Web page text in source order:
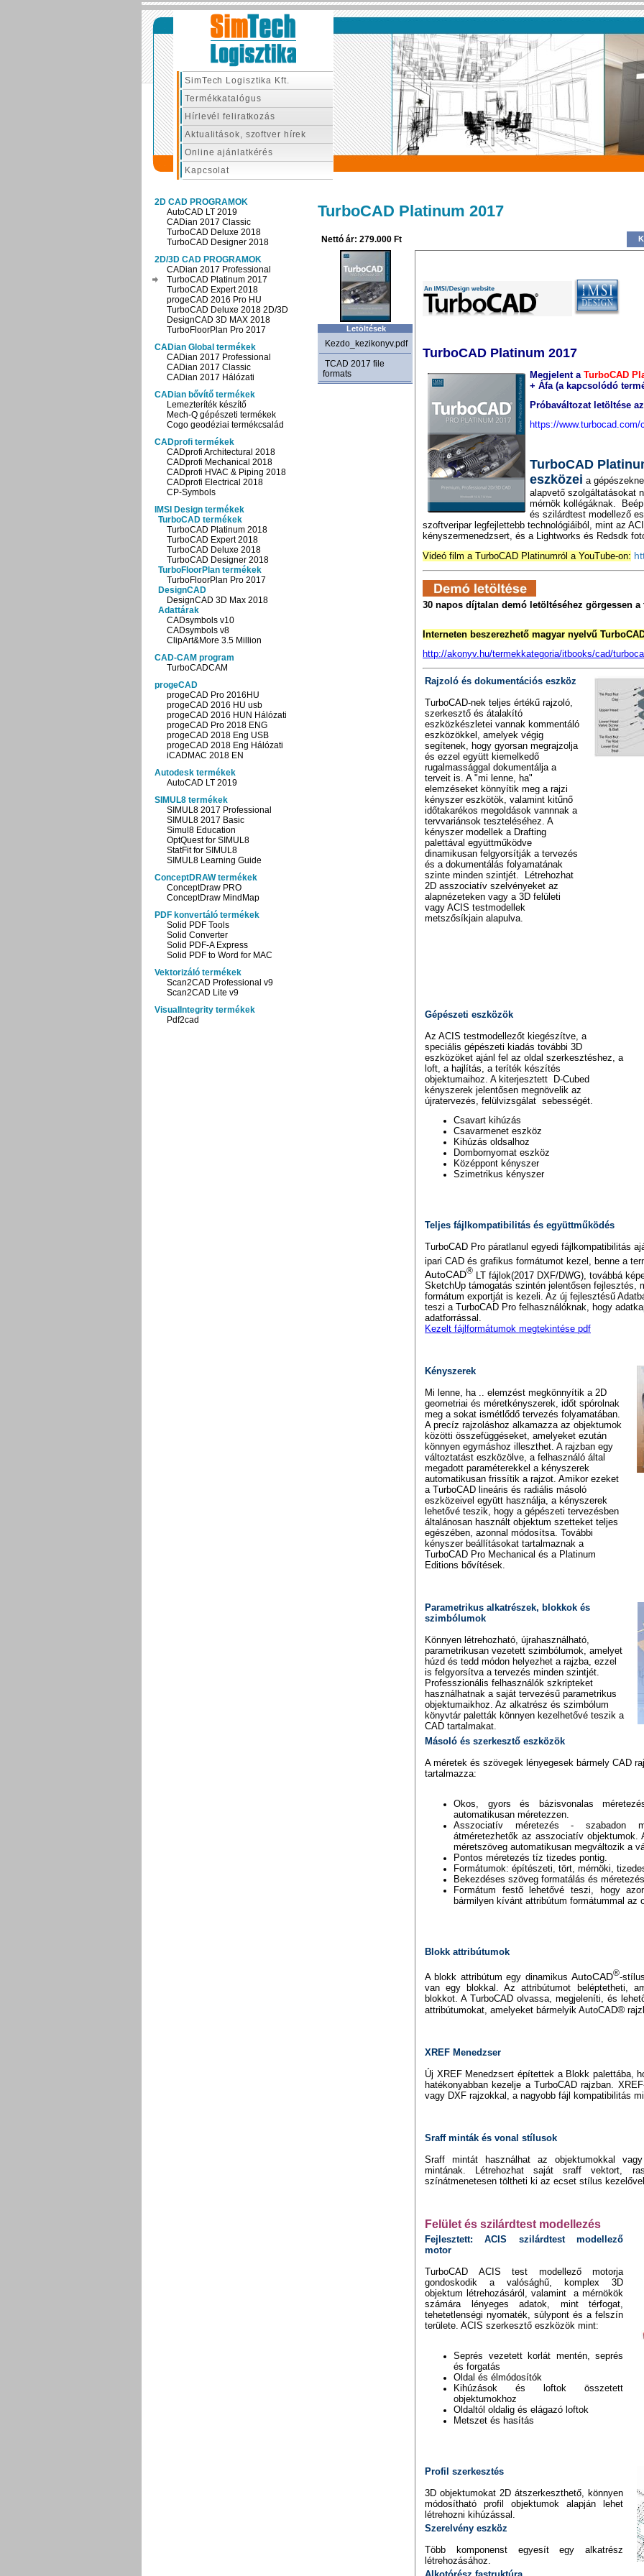
SimTech Logisztika Kft.
Termékkatalógus
Hírlevél feliratkozás
Aktualitások, szoftver hírek
Online ajánlatkérés
Kapcsolat
2D CAD PROGRAMOK
AutoCAD LT 2019
CADian 2017 Classic
TurboCAD Deluxe 2018
TurboCAD Designer 2018
2D/3D CAD PROGRAMOK
CADian 2017 Professional
TurboCAD Platinum 2017
TurboCAD Expert 2018
progeCAD 2016 Pro HU
TurboCAD Deluxe 2018 2D/3D
DesignCAD 3D MAX 2018
TurboFloorPlan Pro 2017
CADian Global termékek
CADian 2017 Professional
CADian 2017 Classic
CADian 2017 Hálózati
CADian bővítő termékek
Lemezteríték készítő
Mech-Q gépészeti termékek
Cogo geodéziai termékcsalád
CADprofi termékek
CADprofi Architectural 2018
CADprofi Mechanical 2018
CADprofi HVAC & Piping 2018
CADprofi Electrical 2018
CP-Symbols
IMSI Design termékek
TurboCAD termékek
TurboCAD Platinum 2018
TurboCAD Expert 2018
TurboCAD Deluxe 2018
TurboCAD Designer 2018
TurboFloorPlan termékek
TurboFloorPlan Pro 2017
DesignCAD
DesignCAD 3D Max 2018
Adattárak
CADsymbols v10
CADsymbols v8
ClipArt&More 3.5 Million
CAD-CAM program
TurboCADCAM
progeCAD
progeCAD Pro 2016HU
progeCAD 2016 HU usb
progeCAD 2016 HUN Hálózati
progeCAD Pro 2018 ENG
progeCAD 2018 Eng USB
progeCAD 2018 Eng Hálózati
iCADMAC 2018 EN
Autodesk termékek
AutoCAD LT 2019
SIMUL8 termékek
SIMUL8 2017 Professional
SIMUL8 2017 Basic
Simul8 Education
OptQuest for SIMUL8
StatFit for SIMUL8
SIMUL8 Learning Guide
ConceptDRAW termékek
ConceptDraw PRO
ConceptDraw MindMap
PDF konvertáló termékek
Solid PDF Tools
Solid Converter
Solid PDF-A Express
Solid PDF to Word for MAC
Vektorizáló termékek
Scan2CAD Professional v9
Scan2CAD Lite v9
VisualIntegrity termékek
Pdf2cad
TurboCAD Platinum 2017
Nettó ár: 279.000 Ft
Letöltések
Kezdo_kezikonyv.pdf
TCAD 2017 file
formats
TurboCAD Platinum 2017
Megjelent a TurboCAD
+ Áfa (a kapcsolódó
Próbaváltozat letöltése
https://
TurboCAD
eszközei a
alapvető szolgáltatásokat
mérnök kollégáknak.
és szilárdtest modellező
szoftveripar legfejlettebb technológiáiból, mint az
kényszermenedzsert, és a Lightworks és Redsdk
Videó film a TurboCAD Platinumról a YouTube-on:
30 napos díjtalan demó letöltéséhez görgessen
Interneten beszerezhető magyar nyelvű
http://akonyv.hu/termekkategoria/itbooks/cad/
Rajzoló és dokumentációs eszköz
TurboCAD-nek teljes értékű rajzoló,
szerkesztő és átalakító
eszközkészletei vannak kommentáló
eszközökkel, amelyek végig
segítenek, hogy gyorsan megrajzolja
és ezzel együtt kiemelkedő
rugalmassággal dokumentálja a
terveit is. A "mi lenne, ha"
elemzéseket könnyítik meg a rajzi
kényszer eszkötök, valamint kitűnő
időtakarékos megoldások vannnak a
tervvariánsok teszteléséhez. A
kényszer modellek a Drafting
palettával együttműködve
dinamikusan felgyorsítják a tervezés
és a dokumentálás folyamatának
szinte minden szintjét. Létrehozhat
2D asszociatív szelvényeket az
alapnézeteken vagy a 3D felületi
vagy ACIS testmodellek
metszősíkjain alapulva.
Gépészeti eszközök
Az ACIS testmodellezőt kiegészítve, a
speciális gépészeti kiadás további 3D
eszközöket ajánl fel az oldal szerkesztéshez, a
loft, a hajlítás, a teríték készítés
objektumaihoz. A kiterjesztett D-Cubed
kényszerek jelentősen megnövelik az
újratervezés, felülvizsgálat sebességét.
Csavart kihúzás
Csavarmenet eszköz
Kihúzás oldsalhoz
Dombornyomat eszköz
Középpont kényszer
Szimetrikus kényszer
Teljes fájlkompatibilitás és együttműködés
TurboCAD Pro páratlanul egyedi fájlkompatibilitás
ipari CAD és grafikus formátumot kezel, benne a
AutoCAD® LT fájlok(2017 DXF/DWG), továbbá
SketchUp támogatás szintén jelentősen fejlesztés,
formátum exportját is kezeli. Az új fejlesztésű
teszi a TurboCAD Pro felhasználóknak, hogy
adatforrással.
Kezelt fájlformátumok megtekintése pdf
Kényszerek
Mi lenne, ha .. elemzést megkönnyítik a 2D
geometriai és méretkényszerek, időt spórolnak
meg a sokat ismétlődő tervezés folyamatában.
A precíz rajzoláshoz alkamazza az objektumok
közötti összefüggéseket, amelyeket ezután
könnyen egymáshoz illeszthet. A rajzban egy
változtatást eszközölve, a felhasználó által
megadott paraméterekkel a kényszerek
automatikusan frissítik a rajzot. Amikor ezeket
a TurboCAD lineáris és radiális másoló
eszközeivel együtt használja, a kényszerek
lehetővé teszik, hogy a gépészeti tervezésben
általánosan használt objektum szetteket teljes
egészében, azonnal módosítsa. További
kényszer beállításokat tartalmaznak a
TurboCAD Pro Mechanical és a Platinum
Editions bővítések.
Parametrikus alkatrészek, blokkok és
szimbólumok
Könnyen létrehozható, újrahasználható,
parametrikusan vezetett szimbólumok, amelyet
húzd és tedd módon helyezhet a rajzba, ezzel
is felgyorsítva a tervezés minden szintjét.
Professzionális felhasználók szkripteket
használhatnak a saját tervezésű parametrikus
objektumaikhoz. Az alkatrész és szimbólum
könyvtár paletták könnyen kezelhetővé teszik a
CAD tartalmakat.
Másoló és szerkesztő eszközök
A méretek és szövegek lényegesek bármely CAD
tartalmazza:
Okos, gyors és bázisvonalas
automatikusan méretezzen.
Asszociatív méretezés - szabadon
átméretezhetők az asszociatív objektumok.
méretszöveg automatikusan megváltozik a
Pontos méretezés tíz tizedes pontig.
Formátumok: építészeti, tört, mérnöki,
Bekezdéses szöveg formatálás és
Formátum festő lehetővé teszi, hogy
bármilyen kívánt attribútum formátummal az
Blokk attribútumok
A blokk attribútum egy dinamikus AutoCAD®-
van egy blokkal. Az attribútumot beléptetheti,
blokkot. A TurboCAD olvassa, megjeleníti, és
attribútumokat, amelyeket bármelyik AutoCAD®
XREF Menedzser
Új XREF Menedzsert építettek a Blokk palettába,
hatékonyabban kezelje a TurboCAD rajzban.
vagy DXF rajzokkal, a nagyobb fájl kompatibilitás
Sraff minták és vonal stílusok
Sraff mintát használhat az objektumokkal
mintának. Létrehozhat saját sraff vektort,
színátmenetesen töltheti ki az ecset stílus
Felület és szilárdtest modellezés
Fejlesztett: ACIS szilárdtest modellező
motor
TurboCAD ACIS test modellező motorja
gondoskodik a valósághű, komplex 3D
objektum létrehozásáról, valamint a mérnökök
számára lényeges adatok, mint térfogat,
tehetetlenségi nyomaték, súlypont és a felszín
területe. ACIS szerkesztő eszközök mint:
Seprés vezetett korlát mentén, seprés
és forgatás
Oldal és élmódosítók
Kihúzások és loftok összetett
objektumokhoz
Oldaltól oldalig és elágazó loftok
Metszet és hasítás
Profil szerkesztés
3D objektumokat 2D átszerkeszthető, könnyen
módosítható profil objektumok alapján lehet
létrehozni kihúzással.
Szerelvény eszköz
Több komponenst egyesít egy alkatrész
létrehozásához.